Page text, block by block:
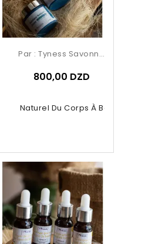
Naturel Du Corps À Base De...
Par : Tyness Savonnerie
800,00 DZD